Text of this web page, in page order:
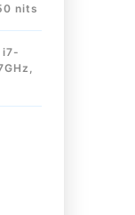
nits
i7-